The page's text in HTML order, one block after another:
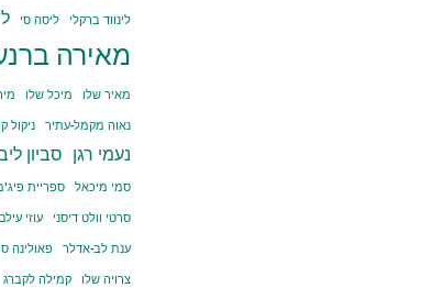
לינווד ברקלי
ליסה סי
מאירה
מאיר שלו מיכל שלו
נאוה מקמל-עתיר
ניקול
נעמי רגן סביון
סמי מיכאל
ספריית
סרטי וולט דיסני
עוזי עילם
ענת לב-אדלר
פאולינה
צרויה שלו
קמילה לקברג